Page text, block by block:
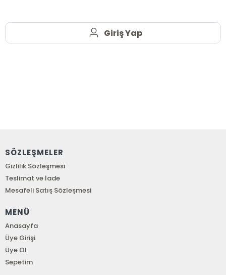
Giriş Yap
SÖZLEŞMELER
Gizlilik Sözleşmesi
Teslimat ve İade
Mesafeli Satış Sözleşmesi
MENÜ
Anasayfa
Üye Girişi
Üye Ol
Sepetim